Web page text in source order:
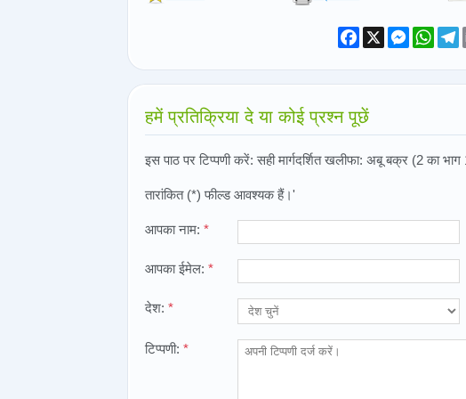
Facebook
X
हमें प्रतिक्रिया दे या कोई प्रश्न पूछें
इस पाठ पर टिप्पणी करें: सही मार्गदर्शित खलीफा: अबू बक्र (2 का भाग
तारांकित (*) फील्ड आवश्यक हैं।'
आपका नाम: *
आपका ईमेल: *
देश: *
टिप्पणी: *